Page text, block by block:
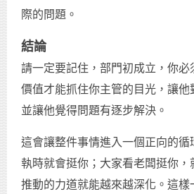
際的問題。
結論
請一定要記住，部門初成立，你必
價值才能抓住你主管的目光，讓他
並讓他覺得問題有逐步解決。
這會讓整件事情進入一個正向的
執時就會挺你；大家看老闆挺你，
推動的力道就能越來越深化。這樣